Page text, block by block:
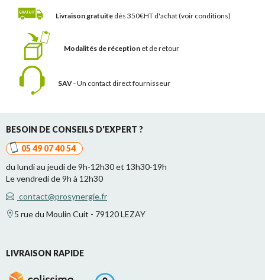
Livraison gratuite dès 350€HT d'achat(voir conditions)
Modalités de réception et de retour
SAV- Un contact direct fournisseur
BESOIN DE CONSEILS D'EXPERT ?
05 49 07 40 54
du lundi au jeudi de 9h-12h30 et 13h30-19h
Le vendredi de 9h à 12h30
contact@prosynergie.fr
5 rue du Moulin Cuit - 79120 LEZAY
LIVRAISON RAPIDE